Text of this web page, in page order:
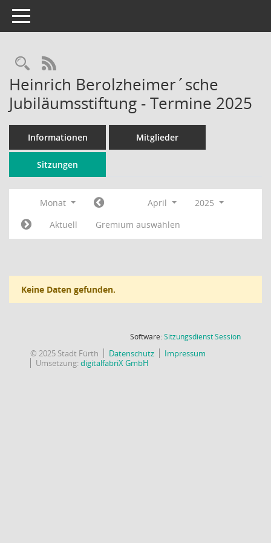
Toggle navigation
Rechercheauswahl
RSS-Feed
Heinrich Berolzheimer´sche
Jubiläumsstiftung - Termine 2025
Informationen Mitglieder
Sitzungen
Monat April
2025
Aktuell
Gremium auswählen
Keine Daten gefunden.
Software:SitzungsdienstSession(Wird in
© 2025 Stadt Fürth Datenschutz
Impressum
Umsetzung:digitalfabriX GmbH